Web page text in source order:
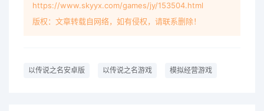
https://www.skyyx.com/games/jy/153504.html
版权：文章转载自网络，如有侵权，请联系删除！
以传说之名安卓版 以传说之名游戏 模拟经营游戏